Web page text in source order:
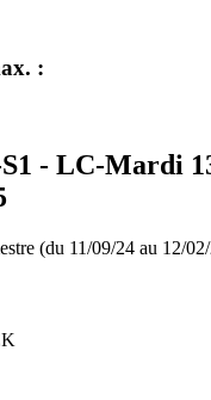
:
- LC-Mardi
(du 11/09/24 au 12/